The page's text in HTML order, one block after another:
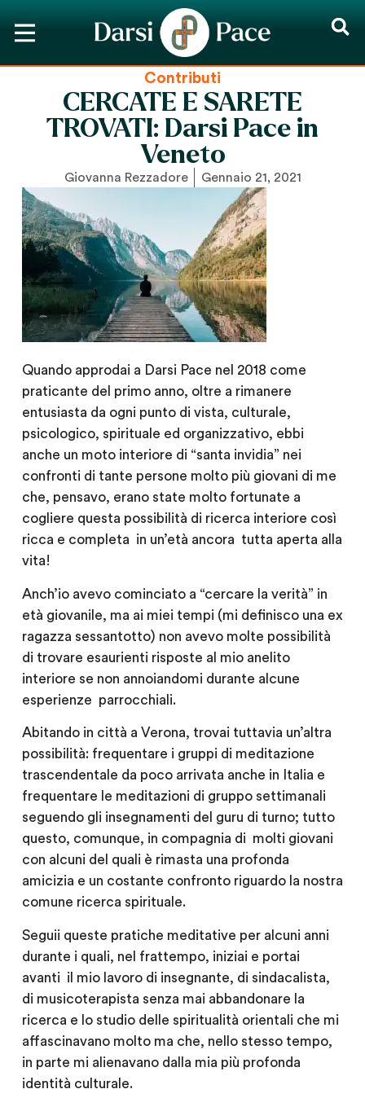
Contributi
CERCATE E SARETE
TROVATI: Darsi Pace in
Veneto
Giovanna Rezzadore Gennaio 21, 2021
Quando approdai a Darsi Pace nel 2018 come
praticante del primo anno, oltre a rimanere
entusiasta da ogni punto di vista, culturale,
psicologico, spirituale ed organizzativo, ebbi
anche un moto interiore di “santa invidia” nei
confronti di tante persone molto più giovani di me
che, pensavo, erano state molto fortunate a
cogliere questa possibilità di ricerca interiore così
ricca e completa in un’età ancora tutta aperta alla
vita!
Anch’io avevo cominciato a “cercare la verità” in
età giovanile, ma ai miei tempi (mi definisco una ex
ragazza sessantotto) non avevo molte possibilità
di trovare esaurienti risposte al mio anelito
interiore se non annoiandomi durante alcune
esperienze parrocchiali.
Abitando in città a Verona, trovai tuttavia un’altra
possibilità: frequentare i gruppi di meditazione
trascendentale da poco arrivata anche in Italia e
frequentare le meditazioni di gruppo settimanali
seguendo gli insegnamenti del guru di turno; tutto
questo, comunque, in compagnia di molti giovani
con alcuni del quali è rimasta una profonda
amicizia e un costante confronto riguardo la nostra
comune ricerca spirituale.
Seguii queste pratiche meditative per alcuni anni
durante i quali, nel frattempo, iniziai e portai
avanti il mio lavoro di insegnante, di sindacalista,
di musicoterapista senza mai abbandonare la
ricerca e lo studio delle spiritualità orientali che mi
affascinavano molto ma che, nello stesso tempo,
in parte mi alienavano dalla mia più profonda
identità culturale.